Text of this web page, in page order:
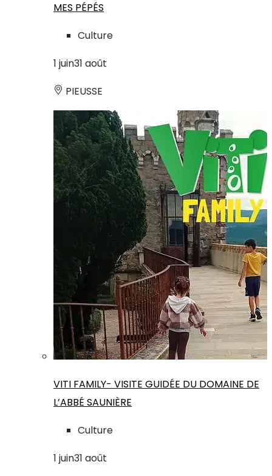
MES PÉPÉS
Culture
1 juin31 août
PIEUSSE
VITI FAMILY- VISITE GUIDÉE DU DOMAINE DE
L’ABBÉ SAUNIÈRE
Culture
1 juin31 août